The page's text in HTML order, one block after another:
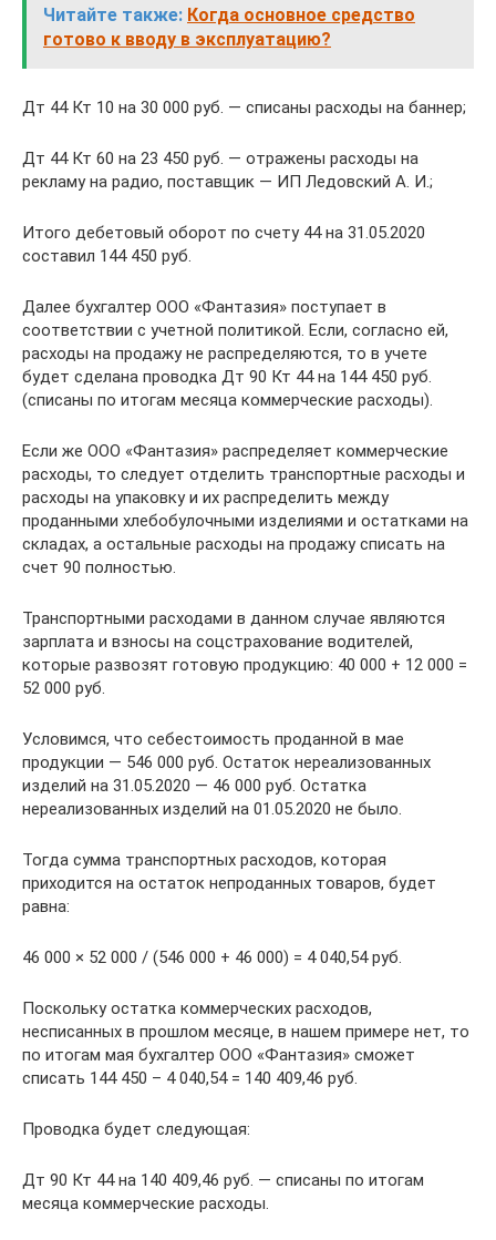
Читайте также: Когда основное средство
готово к вводу в эксплуатацию?
Дт 44 Кт 10 на 30 000 руб. — списаны расходы на баннер;
Дт 44 Кт 60 на 23 450 руб. — отражены расходы на
рекламу на радио, поставщик — ИП Ледовский А. И.;
Итого дебетовый оборот по счету 44 на 31.05.2020
составил 144 450 руб.
Далее бухгалтер ООО «Фантазия» поступает в
соответствии с учетной политикой. Если, согласно ей,
расходы на продажу не распределяются, то в учете
будет сделана проводка Дт 90 Кт 44 на 144 450 руб.
(списаны по итогам месяца коммерческие расходы).
Если же ООО «Фантазия» распределяет коммерческие
расходы, то следует отделить транспортные расходы и
расходы на упаковку и их распределить между
проданными хлебобулочными изделиями и остатками на
складах, а остальные расходы на продажу списать на
счет 90 полностью.
Транспортными расходами в данном случае являются
зарплата и взносы на соцстрахование водителей,
которые развозят готовую продукцию: 40 000 + 12 000 =
52 000 руб.
Условимся, что себестоимость проданной в мае
продукции — 546 000 руб. Остаток нереализованных
изделий на 31.05.2020 — 46 000 руб. Остатка
нереализованных изделий на 01.05.2020 не было.
Тогда сумма транспортных расходов, которая
приходится на остаток непроданных товаров, будет
равна:
46 000 × 52 000 / (546 000 + 46 000) = 4 040,54 руб.
Поскольку остатка коммерческих расходов,
несписанных в прошлом месяце, в нашем примере нет, то
по итогам мая бухгалтер ООО «Фантазия» сможет
списать 144 450 – 4 040,54 = 140 409,46 руб.
Проводка будет следующая:
Дт 90 Кт 44 на 140 409,46 руб. — списаны по итогам
месяца коммерческие расходы.